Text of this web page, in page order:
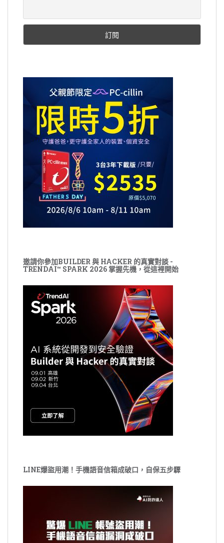
邀請你參加BUILDER 與 HACKER 的真實對談 -
TRENDAI™ SPARK 2026 掌握先機，從這裡開始
LINE爆盜用潮！手機語音信箱成破口，自保五步驟